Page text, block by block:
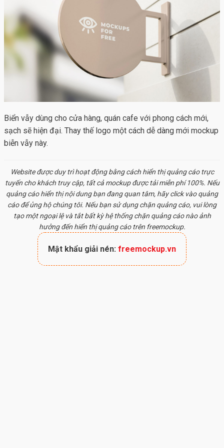
Biển vẫy dùng cho cửa hàng, quán cafe với phong cách mới,
sạch sẽ hiện đại. Thay thế logo một cách dễ dàng mới mockup
biễn vẫy này.
Website được duy trì hoạt động bằng cách hiển thị quảng cáo trực
tuyến cho khách truy cập, tất cả mockupđược tải miễn phí 100%. Nếu
quảng cáo hiển thị nội dung bạn đang quan tâm, hãy click vào quảng
cáo để ủng hộ chúng tôi. Nếu bạn sử dụng chặn quảng cáo, vui lòng
tạo một ngoại lệ và tắt bất kỳ hệ thống chặn quảng cáo nào ảnh
hưởng đến hiển thị quảng cáo trên freemockup.
Mật khẩu giải nén: freemockup.vn